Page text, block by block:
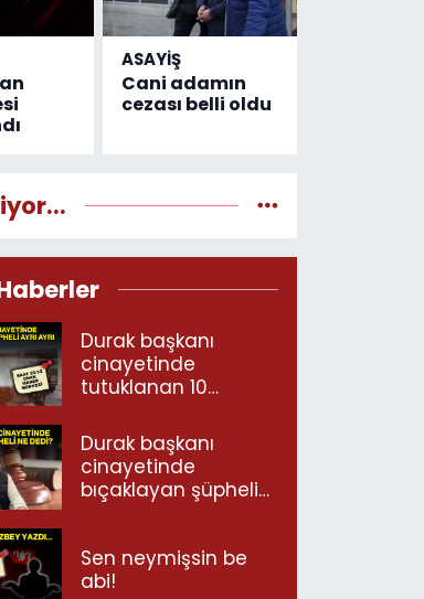
ASAYİŞ
Cani adamın
cezası belli oldu
Durak başkanı
cinayetinde
tutuklanan 10
neler dedi?
Durak başkanı
cinayetinde
bıçaklayan şüpheli
Sen neymişsin be
abi!